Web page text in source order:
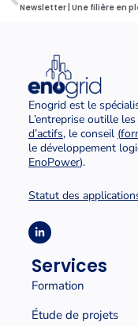
Enogrid est le
L’entreprise outille
d’actifs, le conseil (
le développement
EnoPower).
Statut des
Services
Formation
Étude de projets